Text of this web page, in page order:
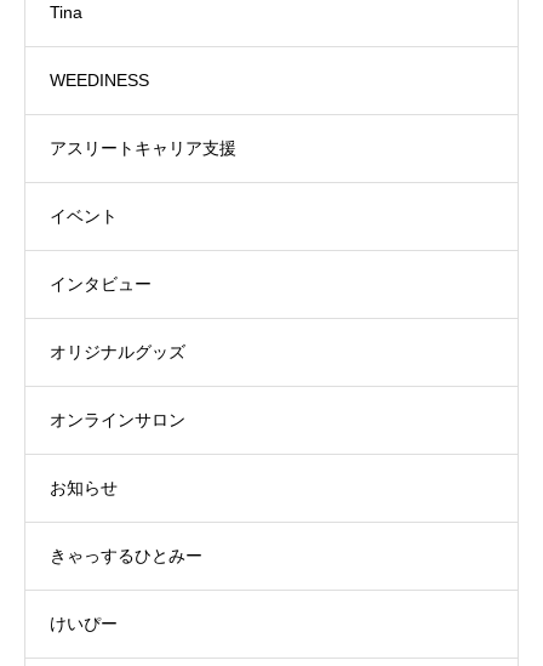
Tina
WEEDINESS
アスリートキャリア支援
イベント
インタビュー
オリジナルグッズ
オンラインサロン
お知らせ
きゃっするひとみー
けいぴー